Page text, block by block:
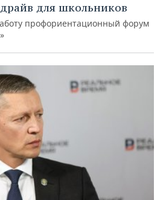
для школьников
профориентационный форум